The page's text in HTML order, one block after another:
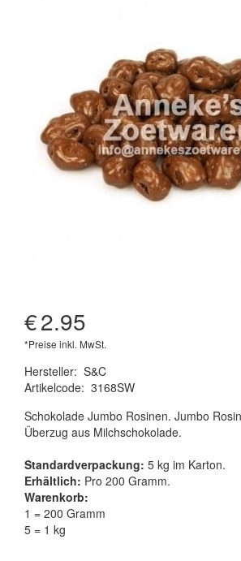
€2.95
*Preise inkl. MwSt.
Hersteller: S&C
Artikelcode: 3168SW
Schokolade Jumbo Rosinen. Jumbo
Überzug aus Milchschokolade.
Standardverpackung: 5 kg im Karton.
Erhältlich: Pro 200 Gramm.
Warenkorb:
1 = 200 Gramm
5 = 1 kg